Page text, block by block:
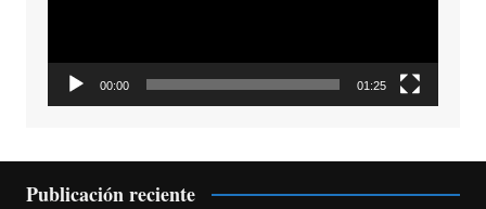
00:00 01:25
Publicación reciente